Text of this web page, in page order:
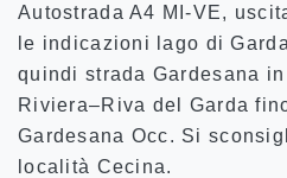
Autostrada A4 MI-VE,
le indicazioni lago di
quindi strada Gardesana
Riviera–Riva del Garda
Gardesana Occ. Si
località Cecina.